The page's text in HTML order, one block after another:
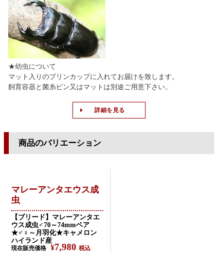
★幼虫について
マット入りのプリンカップに入れてお届けを致します。
飼育容器と菌糸ビン又はマットは別途ご用意下さい。
詳細を見る
商品のバリエーション
マレーアンタエウス成
虫
【ブリード】マレーアンタエ
ウス成虫♂70～74mmペア
★♂♀～月羽化★キャメロン
ハイランド産
現在販売価格 ¥7,980 税込